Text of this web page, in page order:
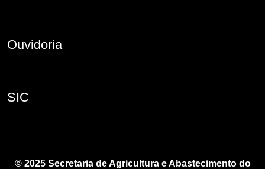
Ouvidoria
SIC
© 2025 Secretaria de Agricultura e Abastecimento do